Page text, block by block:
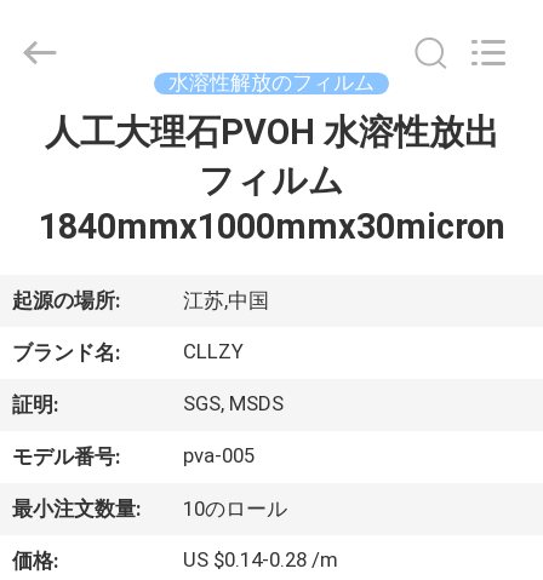
品
わ
た
し
た
Macromolecule
Reserved.
水溶性解放のフィルム
人工大理石PVOH 水溶性放出
フィルム
1840mmx1000mmx30micron
起源の場所: 江苏,中国
ブランド名: CLLZY
証明: SGS, MSDS
モデル番号: pva-005
最小注文数量: 10のロール
価格: US $0.14-0.28 /m